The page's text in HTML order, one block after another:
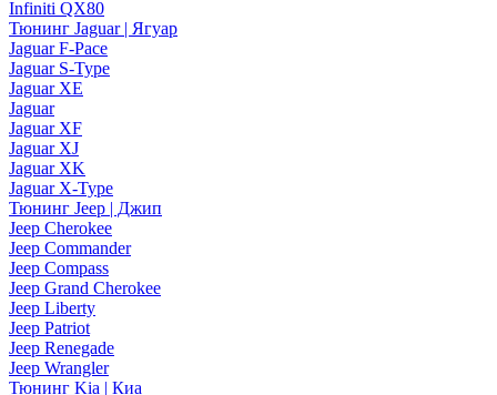
Infiniti QX80
Тюнинг Jaguar | Ягуар
Jaguar F-Pace
Jaguar S-Type
Jaguar XE
Jaguar
Jaguar XF
Jaguar XJ
Jaguar XK
Jaguar X-Type
Тюнинг Jeep | Джип
Jeep Cherokee
Jeep Commander
Jeep Compass
Jeep Grand Cherokee
Jeep Liberty
Jeep Patriot
Jeep Renegade
Jeep Wrangler
Тюнинг Kia | Киа